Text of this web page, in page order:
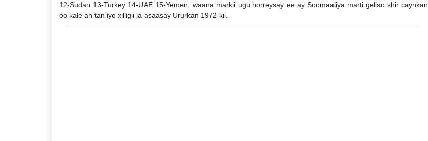
12-Sudan 13-Turkey 14-UAE 15-Yemen, waana markii ugu horreysay ee ay Soomaaliya marti geliso shir caynkan
oo kale ah tan iyo xilligii la asaasay Ururkan 1972-kii.